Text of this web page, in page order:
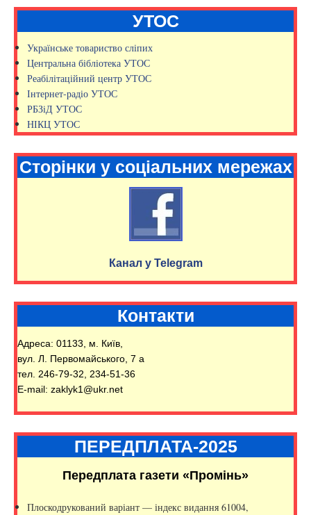
УТОС
Українське товариство сліпих
Центральна бібліотека УТОС
Реабілітаційний центр УТОС
Інтернет-радіо УТОС
РБЗіД УТОС
НІКЦ УТОС
Сторінки у соціальних мережах
Канал у Telegram
Контакти
Адреса: 01133, м. Київ,
вул. Л. Первомайського, 7 а
тел. 246-79-32, 234-51-36
E-mail: zaklyk1@ukr.net
ПЕРЕДПЛАТА-2025
Передплата газети «Промінь»
Плоскодрукований варіант — індекс видання 61004,